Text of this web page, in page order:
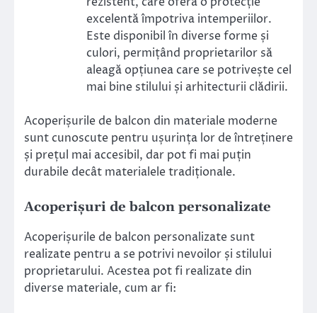
excelentă împotriva intemperiilor.
Este disponibil în diverse forme și
culori, permițând proprietarilor să
aleagă opțiunea care se potrivește cel
mai bine stilului și arhitecturii clădirii.
Acoperișurile de balcon din materiale moderne
sunt cunoscute pentru ușurința lor de întreținere
și prețul mai accesibil, dar pot fi mai puțin
durabile decât materialele tradiționale.
Acoperișuri de balcon personalizate
Acoperișurile de balcon personalizate sunt
realizate pentru a se potrivi nevoilor și stilului
proprietarului. Acestea pot fi realizate din
diverse materiale, cum ar fi: